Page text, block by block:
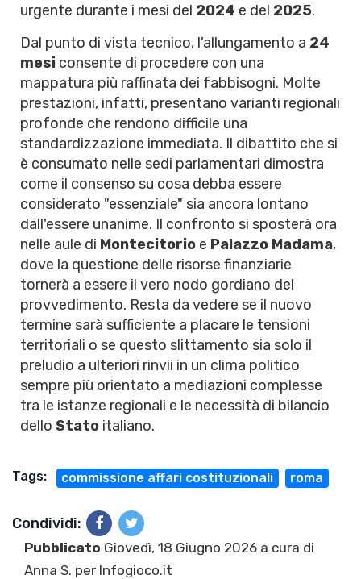
urgente durante i mesi del 2024 e del 2025.
Dal punto di vista tecnico, l'allungamento a 24
mesi consente di procedere con una
mappatura più raffinata dei fabbisogni. Molte
prestazioni, infatti, presentano varianti regionali
profonde che rendono difficile una
standardizzazione immediata. Il dibattito che si
è consumato nelle sedi parlamentari dimostra
come il consenso su cosa debba essere
considerato "essenziale" sia ancora lontano
dall'essere unanime. Il confronto si sposterà ora
nelle aule di Montecitorio e Palazzo Madama,
dove la questione delle risorse finanziarie
tornerà a essere il vero nodo gordiano del
provvedimento. Resta da vedere se il nuovo
termine sarà sufficiente a placare le tensioni
territoriali o se questo slittamento sia solo il
preludio a ulteriori rinvii in un clima politico
sempre più orientato a mediazioni complesse
tra le istanze regionali e le necessità di bilancio
dello Stato italiano.
Tags: commissione affari costituzionali roma
Condividi:
Pubblicato Giovedì, 18 Giugno 2026 a cura di
Anna S. per Infogioco.it